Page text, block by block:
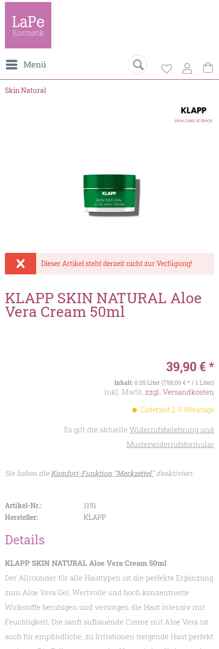
Menü
Skin Natural
Dieser Artikel steht derzeit nicht zur Verfügung!
KLAPP SKIN NATURAL Aloe
Vera Cream 50ml
39,90 € *
Inhalt:0.05 Liter (798,00 € * / 1 Liter)
inkl. MwSt. zzgl. Versandkosten
Lieferzeit 2-3 Werktage
Es gilt die aktuelle Widerrufsbelehrung und
Musterwiderrufsformular
Sie haben dieKomfort-Funktion "Merkzettel"deaktiviert.
Artikel-Nr.:
1191
Hersteller:
KLAPP
Details
KLAPP SKIN NATURAL Aloe Vera Cream 50ml
Der Allrounder für alle Hauttypen ist die perfekte Ergänzung
zum Aloe Vera Gel. Wertvolle und hoch konzentrierte
Wirkstoffe beruhigen und versorgen die Haut intensiv mit
Feuchtigkeit. Die sanft aufbauende Creme mit Aloe Vera ist
auch für empfindliche, zu Irritationen neigende Haut perfekt